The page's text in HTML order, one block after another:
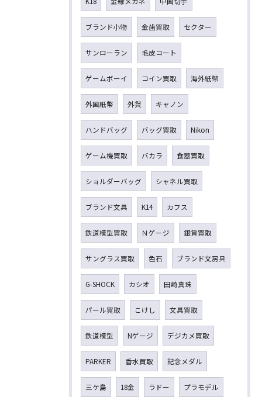
ブランド小物 金歯買取 セクター
サンローラン 毛皮コート
ゲームボーイ コイン買取 海外紙幣
外国紙幣 外貨 キャノン
ハンドバッグ バッグ買取 Nikon
ゲーム機買取 バカラ 食器買取
ショルダーバッグ シャネル買取
ブランド文具 K14 カフス
鉄道模型買取 Ｎゲージ 銀貨買取
サングラス買取 色石 ブランド文房具
G-SHOCK カシオ 田崎真珠
パール買取 こけし 文具買取
鉄道模型 Nゲージ デジカメ買取
PARKER 香水買取 記念メダル
三ケ島 18金 ラドー プラモデル